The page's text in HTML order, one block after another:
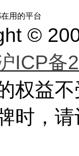
用的平台
©
ICP备
权益
时，